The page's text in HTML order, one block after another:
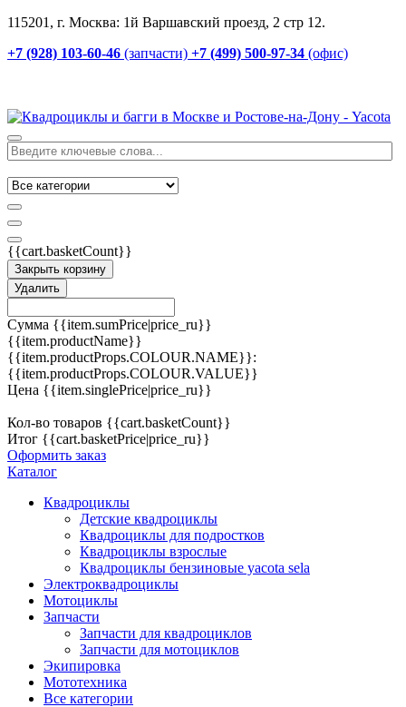
115201, г. Москва: 1й Варшавский проезд, 2 стр 12.
+7 (928) 103-60-46 (запчасти) +7 (499) 500-97-34 (офис)
{{cart.basketCount}}
Закрыть корзину
Удалить
Сумма {{item.sumPrice|price_ru}}
{{item.productName}}
{{item.productProps.COLOUR.NAME}}:
{{item.productProps.COLOUR.VALUE}}
Цена {{item.singlePrice|price_ru}}
Кол-во товаров {{cart.basketCount}}
Итог {{cart.basketPrice|price_ru}}
Оформить заказ
Каталог
Квадроциклы
Детские квадроциклы
Квадроциклы для подростков
Квадроциклы взрослые
Квадроциклы бензиновые yacota sela
Электроквадроциклы
Мотоциклы
Запчасти
Запчасти для квадроциклов
Запчасти для мотоциклов
Экипировка
Мототехника
Все категории